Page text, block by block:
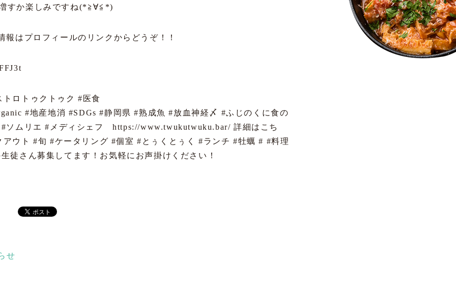
すか楽しみですね(*≧∀≦*)
報はプロフィールのリンクからどうぞ！！
トロトゥクトゥク #医食
#地産地消 #SDGs #静岡県 #熟成魚 #放血神経〆 #ふじのくに食の
#ソムリエ #メディシェフ https://www.twukutwuku.bar/ 詳細はこち
ウト #旬 #ケータリング #個室 #とぅくとぅく #ランチ #牡蠣 # #料理
徒さん募集してます！お気軽にお声掛けください！
せ